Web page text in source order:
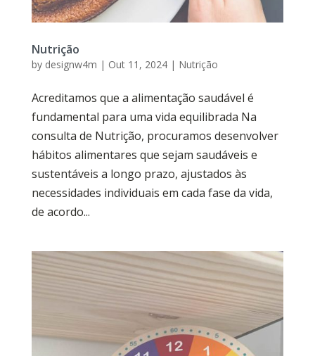
Nutrição
by designw4m | Out 11, 2024| Nutrição
Acreditamos que a alimentação saudável é
fundamental para uma vida equilibrada Na
consulta de Nutrição, procuramos desenvolver
hábitos alimentares que sejam saudáveis e
sustentáveis a longo prazo, ajustados às
necessidades individuais em cada fase da vida,
de acordo...